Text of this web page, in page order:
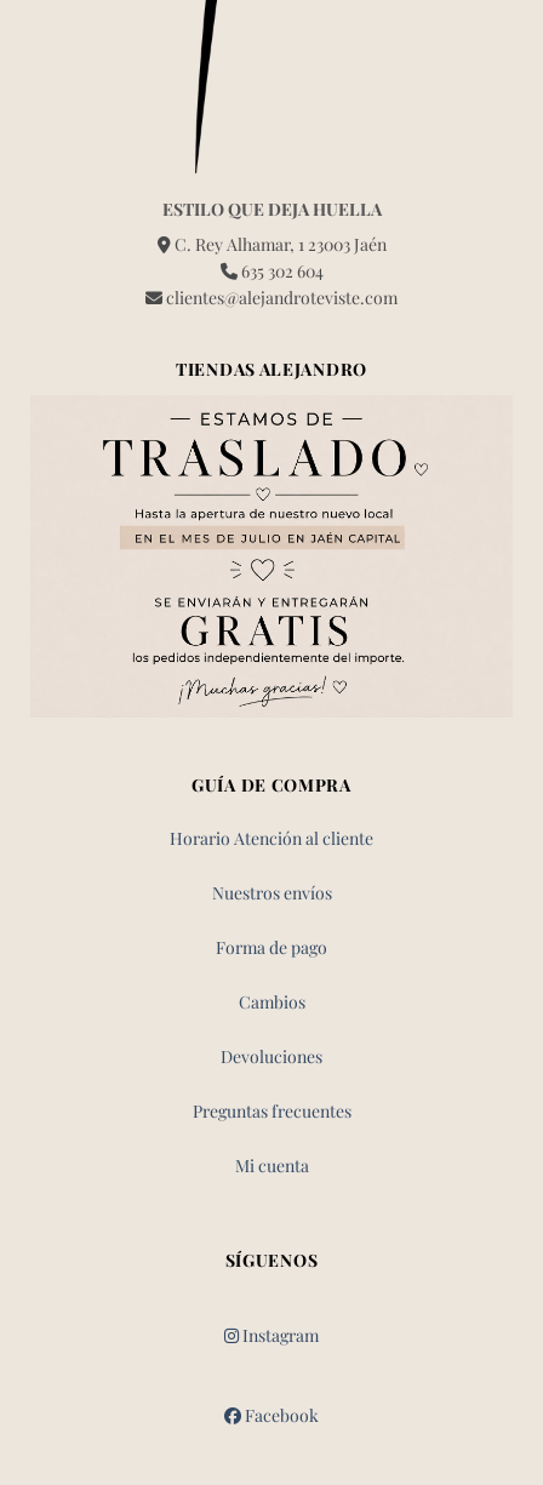
ESTILO QUE DEJA HUELLA
C. Rey Alhamar, 1 23003 Jaén
635 302 604
clientes@alejandroteviste.com
TIENDAS ALEJANDRO
GUÍA DE COMPRA
Horario Atención al cliente
Nuestros envíos
Forma de pago
Cambios
Devoluciones
Preguntas frecuentes
Mi cuenta
SÍGUENOS
Instagram
Facebook